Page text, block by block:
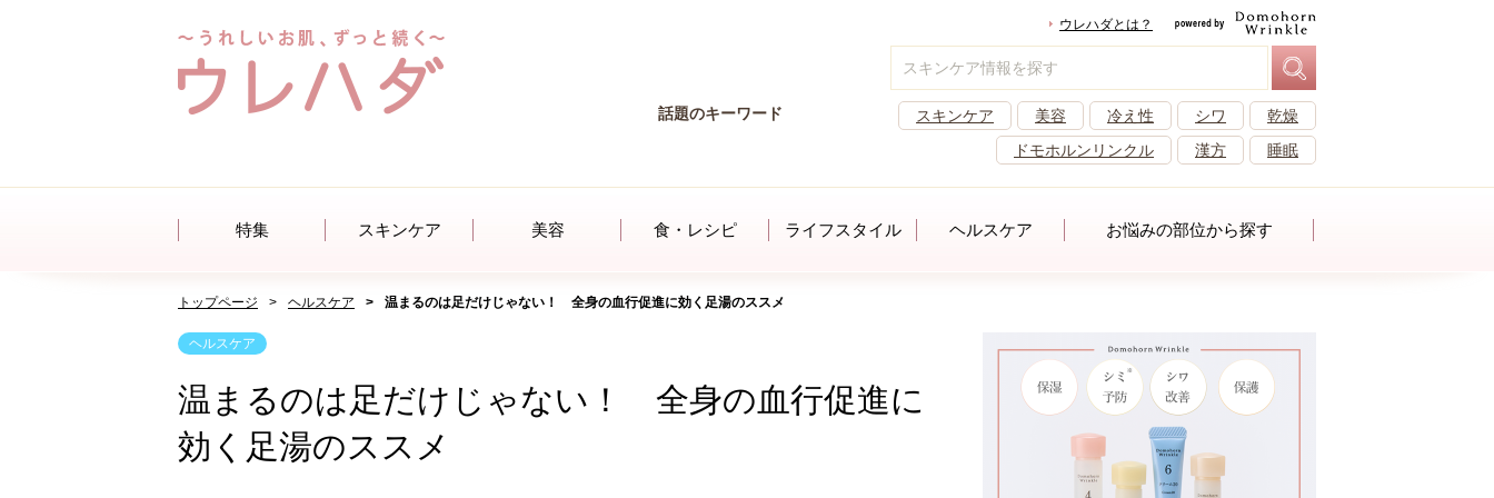
ウレハダとは？
話題のキーワード スキンケア 美容 冷え性 シワ
乾燥
ドモホルンリンクル
漢方 睡眠
特集 スキンケア 美容 食・レシピ ライフスタイル ヘルスケア お悩みの部位から探す
トップページ ヘルスケア 温まるのは足だけじゃない！ 全身の血行促進に効く足湯のススメ
ヘルスケア
温まるのは足だけじゃない！ 全身の血行促進に
効く足湯のススメ